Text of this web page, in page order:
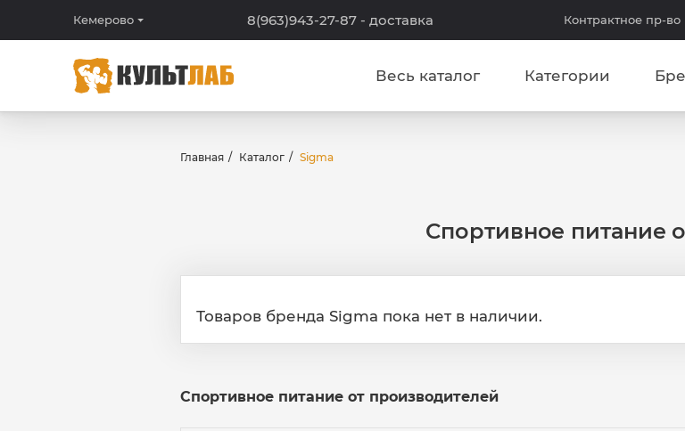
Кемерово 8(963)943-27-87 - доставка Контрактное пр-во
Весь каталог Категории
Главная Каталог Sigma
Спортивное питание
Товаров бренда Sigma пока нет в наличии.
Спортивное питание от производителей